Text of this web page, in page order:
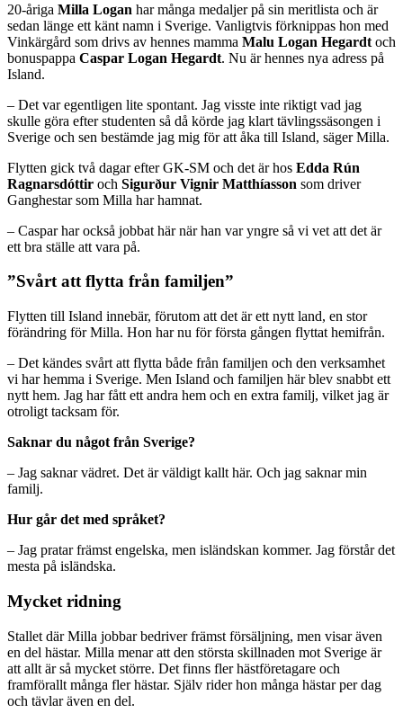
20-åriga Milla Logan har många medaljer på sin meritlista och är
sedan länge ett känt namn i Sverige. Vanligtvis förknippas hon med
Vinkärgård som drivs av hennes mamma Malu Logan Hegardt och
bonuspappa Caspar Logan Hegardt. Nu är hennes nya adress på
Island.
– Det var egentligen lite spontant. Jag visste inte riktigt vad jag
skulle göra efter studenten så då körde jag klart tävlingssäsongen i
Sverige och sen bestämde jag mig för att åka till Island, säger Milla.
Flytten gick två dagar efter GK-SM och det är hos Edda Rún
Ragnarsdóttir och Sigurður Vignir Matthíasson som driver
Ganghestar som Milla har hamnat.
– Caspar har också jobbat här när han var yngre så vi vet att det är
ett bra ställe att vara på.
”Svårt att flytta från familjen”
Flytten till Island innebär, förutom att det är ett nytt land, en stor
förändring för Milla. Hon har nu för första gången flyttat hemifrån.
– Det kändes svårt att flytta både från familjen och den verksamhet
vi har hemma i Sverige. Men Island och familjen här blev snabbt ett
nytt hem. Jag har fått ett andra hem och en extra familj, vilket jag är
otroligt tacksam för.
Saknar du något från Sverige?
– Jag saknar vädret. Det är väldigt kallt här. Och jag saknar min
familj.
Hur går det med språket?
– Jag pratar främst engelska, men isländskan kommer. Jag förstår det
mesta på isländska.
Mycket ridning
Stallet där Milla jobbar bedriver främst försäljning, men visar även
en del hästar. Milla menar att den största skillnaden mot Sverige är
att allt är så mycket större. Det finns fler hästföretagare och
framförallt många fler hästar. Själv rider hon många hästar per dag
och tävlar även en del.